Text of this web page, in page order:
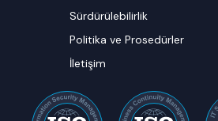
Sürdürülebilirlik
Politika ve Prosedürler
İletişim